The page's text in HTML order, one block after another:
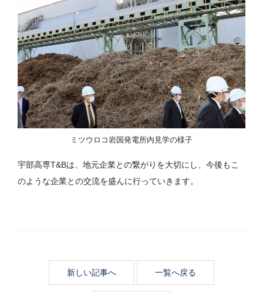
ミツウロコ岩国発電所内見学の様子
宇部高専T&Bは、地元企業との繋がりを大切にし、今後もこ
のような企業との交流を盛んに行っていきます。
新しい記事へ 一覧へ戻る